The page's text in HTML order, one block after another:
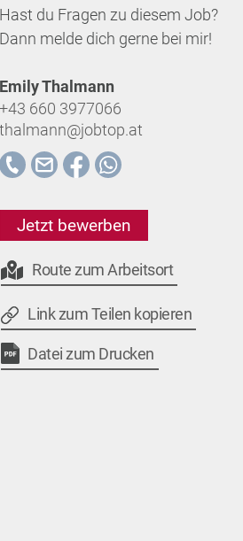
Hast du Fragen zu diesem Job?
Dann melde dich gerne bei mir!
Emily Thalmann
+43 660 3977066
thalmann@jobtop.at
Jetzt bewerben
Route zum Arbeitsort
Link zum Teilen kopieren
Datei zum Drucken